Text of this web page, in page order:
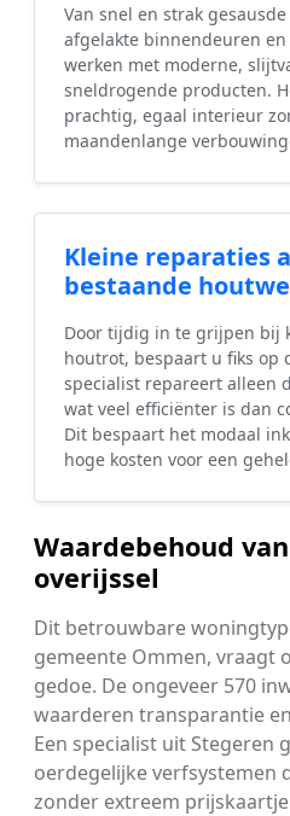
Van snel en strak
afgelakte binnendeuren
werken met moderne,
sneldrogende producten.
prachtig, egaal interieur
maandenlange
Kleine reparaties
bestaande
Door tijdig in te grijpen bij
houtrot, bespaart u fiks op
specialist repareert alleen
wat veel efficiënter is dan
Dit bespaart het modaal
hoge kosten voor een
Waardebehoud
overijssel
Dit betrouwbare
gemeente Ommen, vraagt
gedoe. De ongeveer 570
waarderen transparantie
Een specialist uit Stegeren
oerdegelijke verfsystemen
zonder extreem